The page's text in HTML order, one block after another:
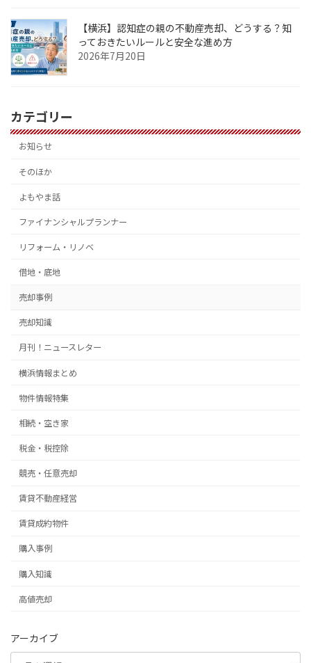
【横浜】認知症の親の不動産売却、どうする？知
っておきたいルールと安全な進め方
2026年7月20日
カテゴリー
お知らせ
そのほか
よもやま話
ファイナンシャルプランナー
リフォーム・リノベ
借地・底地
売却事例
売却知識
月刊！ニュースレター
横浜情報まとめ
物件情報特集
相続・空き家
税金・税控除
競売・任意売却
賃貸不動産経営
賃貸成約物件
購入事例
購入知識
高値売却
アーカイブ